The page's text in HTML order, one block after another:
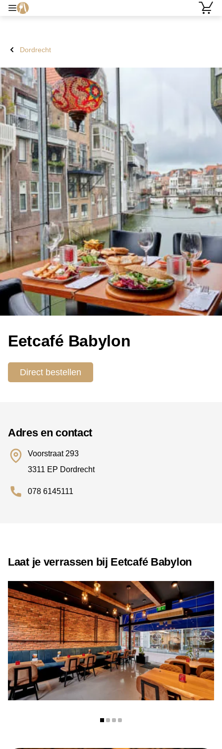
Dordrecht
Eetcafé Babylon
Direct bestellen
Adres en contact
Voorstraat 293
3311 EP Dordrecht
078 6145111
Laat je verrassen bij Eetcafé Babylon